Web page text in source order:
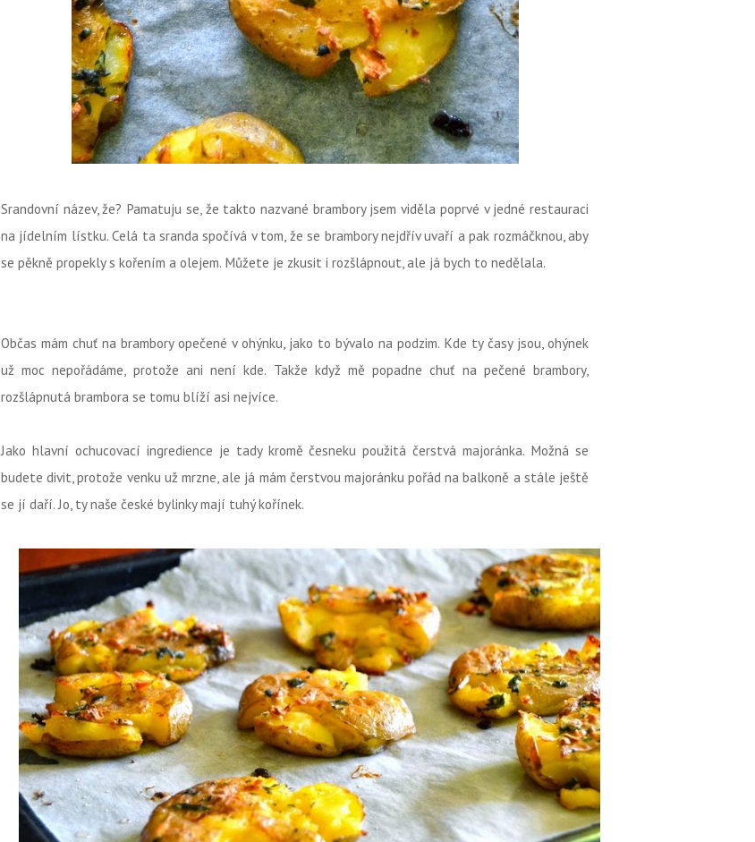
Srandovní název, že? Pamatuju se, že takto nazvané brambory jsem viděla poprvé v jedné restauraci
na jídelním lístku. Celá ta sranda spočívá v tom, že se brambory nejdřív uvaří a pak rozmáčknou, aby
se pěkně propekly s kořením a olejem. Můžete je zkusit i rozšlápnout, ale já bych to nedělala.
Občas mám chuť na brambory opečené v ohýnku, jako to bývalo na podzim. Kde ty časy jsou, ohýnek
už moc nepořádáme, protože ani není kde. Takže když mě popadne chuť na pečené brambory,
rozšlápnutá brambora se tomu blíží asi nejvíce.
Jako hlavní ochucovací ingredience je tady kromě česneku použitá čerstvá majoránka. Možná se
budete divit, protože venku už mrzne, ale já mám čerstvou majoránku pořád na balkoně a stále ještě
se jí daří. Jo, ty naše české bylinky mají tuhý kořínek.